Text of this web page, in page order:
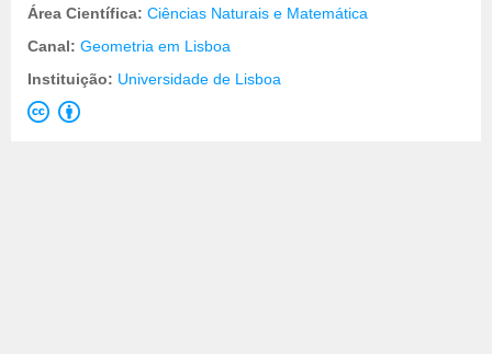
Área Científica: Ciências Naturais e Matemática
Canal: Geometria em Lisboa
Instituição: Universidade de Lisboa